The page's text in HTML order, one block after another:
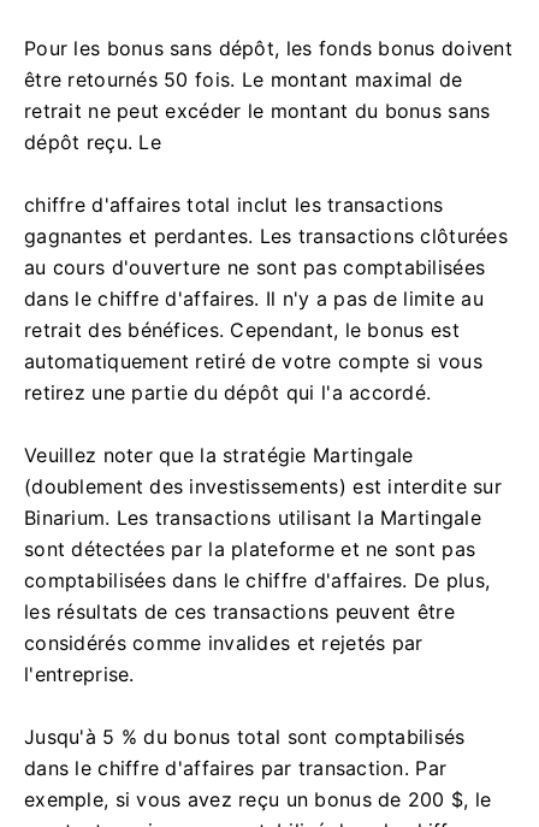
Pour les bonus sans dépôt, les fonds bonus doivent
être retournés 50 fois. Le montant maximal de
retrait ne peut excéder le montant du bonus sans
dépôt reçu. Le
chiffre d'affaires total inclut les transactions
gagnantes et perdantes. Les transactions clôturées
au cours d'ouverture ne sont pas comptabilisées
dans le chiffre d'affaires. Il n'y a pas de limite au
retrait des bénéfices. Cependant, le bonus est
automatiquement retiré de votre compte si vous
retirez une partie du dépôt qui l'a accordé.
Veuillez noter que la stratégie Martingale
(doublement des investissements) est interdite sur
Binarium. Les transactions utilisant la Martingale
sont détectées par la plateforme et ne sont pas
comptabilisées dans le chiffre d'affaires. De plus,
les résultats de ces transactions peuvent être
considérés comme invalides et rejetés par
l'entreprise.
Jusqu'à 5 % du bonus total sont comptabilisés
dans le chiffre d'affaires par transaction. Par
exemple, si vous avez reçu un bonus de 200 $, le